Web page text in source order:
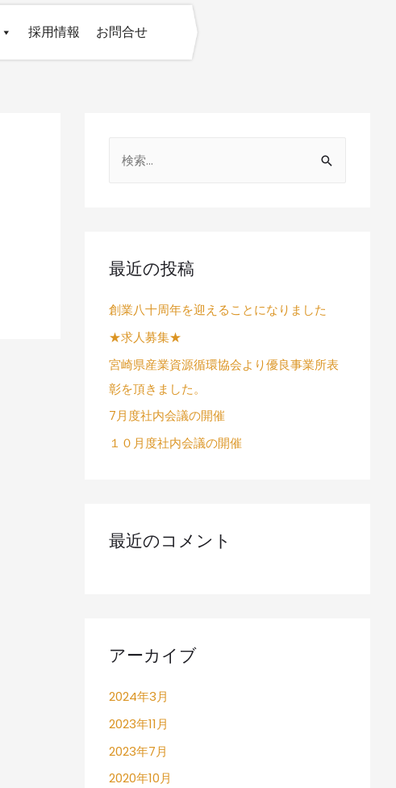
採用情報 お問合せ
最近の投稿
創業八十周年を迎えることになりました
★求人募集★
宮崎県産業資源循環協会より優良事業所表
彰を頂きました。
7月度社内会議の開催
１０月度社内会議の開催
最近のコメント
アーカイブ
2024年3月
2023年11月
2023年7月
2020年10月